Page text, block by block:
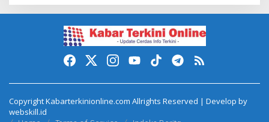
Copyright Kabarterkinionline.com Allrights Reserved | Develop by
webskill.id